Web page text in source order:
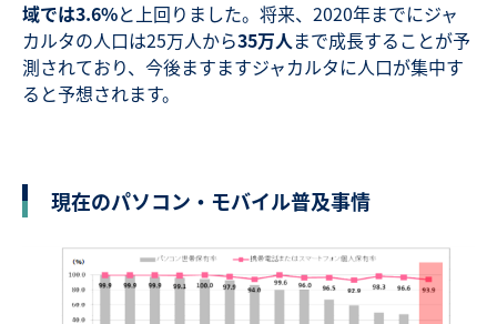
域では3.6%と上回りました。将来、2020年までにジャ
カルタの人口は25万人から35万人まで成長することが予
測されており、今後ますますジャカルタに人口が集中す
ると予想されます。
現在のパソコン・モバイル普及事情